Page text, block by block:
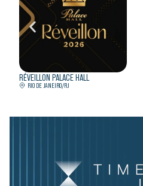
RÉVEILLON PALACE HALL
RIO DE JANEIRO/RJ